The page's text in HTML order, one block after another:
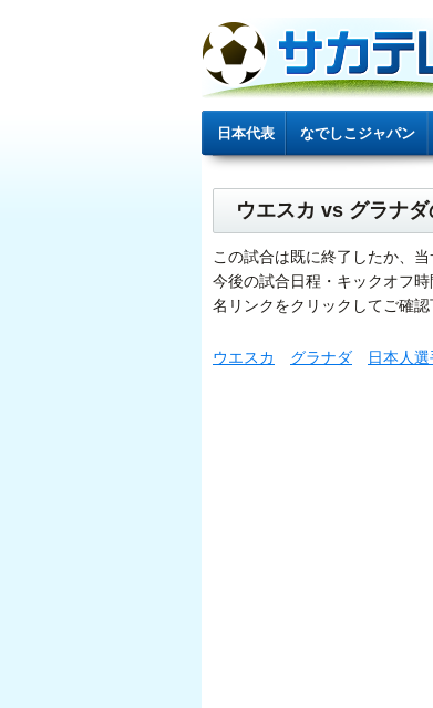
日本代表 なでしこジャパン
ウエスカ vs グラナ
この試合は既に終了したか、
今後の試合日程・キックオフ
名リンクをクリックしてご確認
ウエスカ グラナダ 日本人